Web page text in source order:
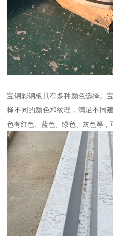
宝钢彩钢板具有多种颜色选择。
择不同的颜色和纹理，满足不同
色有红色、蓝色、绿色、灰色等，